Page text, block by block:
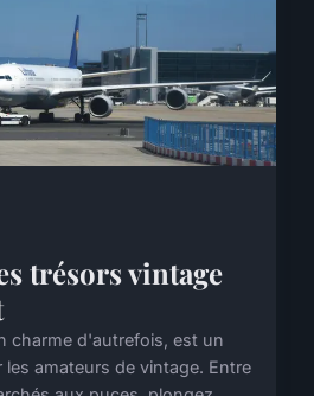
trésors vintage
charme d'autrefois, est un
amateurs de vintage. Entre